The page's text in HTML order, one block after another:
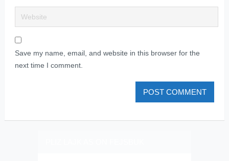
Save my name, email, and website in this browser for the
next time I comment.